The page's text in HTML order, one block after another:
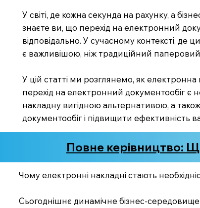
У світі, де кожна секунда на рахунку, а
знаєте ви, що перехід на електронний
відповідально. У сучасному контексті, де
є важливішою, ніж традиційний паперовий
У цій статті ми розглянемо, як
перехід на електронний документообіг є
накладну вигідною альтернативою, а також
документообіг і підвищити ефективність
Повне керівництво:
Чому електронні накладні стають
Сьогоднішнє динамічне бізнес-середовище